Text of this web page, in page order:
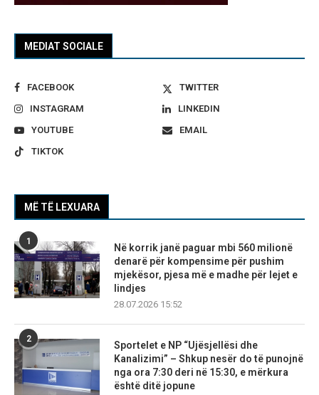
MEDIAT SOCIALE
FACEBOOK
TWITTER
INSTAGRAM
LINKEDIN
YOUTUBE
EMAIL
TIKTOK
MË TË LEXUARA
1
Në korrik janë paguar mbi 560 milionë
denarë për kompensime për pushim
mjekësor, pjesa më e madhe për lejet e
lindjes
28.07.2026 15:52
2
Sportelet e NP “Ujësjellësi dhe
Kanalizimi” – Shkup nesër do të punojnë
nga ora 7:30 deri në 15:30, e mërkura
është ditë jopune